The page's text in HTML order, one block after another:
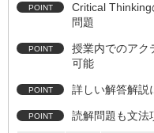
Critical
問題
授業内でのアク
可能
詳しい解答解説
読解問題も文法